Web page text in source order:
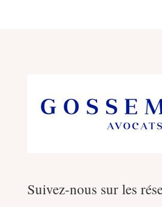
Suivez-nous sur les